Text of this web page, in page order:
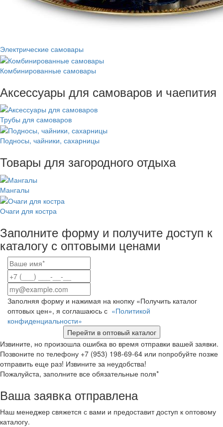
Электрические самовары
Комбинированные самовары
Аксессуары для самоваров и чаепития
Трубы для самоваров
Подносы, чайники, сахарницы
Товары для загородного отдыха
Мангалы
Очаги для костра
Заполните форму и получите доступ к
каталогу с оптовыми ценами
Заполняя форму и нажимая на кнопку «Получить каталог
оптовых цен», я соглашаюсь с «Политикой
конфиденциальности»
Перейти в оптовый каталог
Извините, но произошла ошибка во время отправки вашей заявки.
Позвоните по телефону +7 (953) 198-69-64 или попробуйте позже
отправить еще раз! Извините за неудобства!
Пожалуйста, заполните все обязательные поля*
Ваша заявка отправлена
Наш менеджер свяжется с вами и предоставит доступ к оптовому
каталогу.